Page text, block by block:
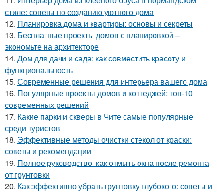
стиле: советы по созданию уютного дома
12. Планировка дома и квартиры: основы и секреты
13. Бесплатные проекты домов с планировкой –
экономьте на архитекторе
14. Дом для дачи и сада: как совместить красоту и
функциональность
15. Современные решения для интерьера вашего дома
16. Популярные проекты домов и коттеджей: топ-10
современных решений
17. Какие парки и скверы в Чите самые популярные
среди туристов
18. Эффективные методы очистки стекол от краски:
советы и рекомендации
19. Полное руководство: как отмыть окна после ремонта
от грунтовки
20. Как эффективно убрать грунтовку глубокого: советы и